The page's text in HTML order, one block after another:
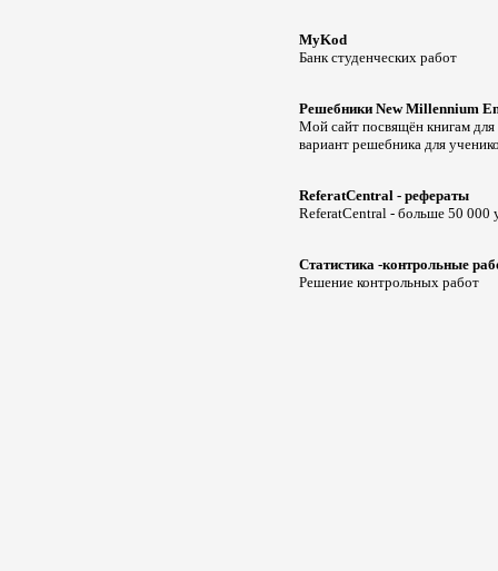
MyKod
Банк студенческих работ
Решебники New Millennium
Мой сайт посвящён книгам
вариант решебника для
ReferatCentral - рефераты
ReferatCentral - больше 50 000
Статистика -контрольные
Решение контрольных работ